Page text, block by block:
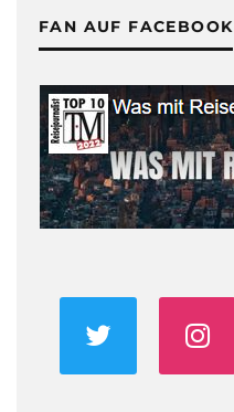
FAN AUF FACEBOOK